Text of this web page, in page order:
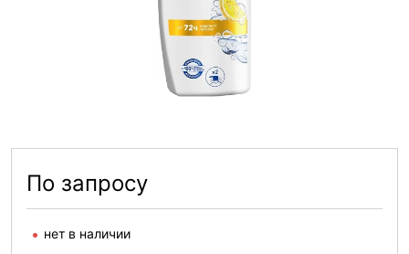
По запросу
нет в наличии